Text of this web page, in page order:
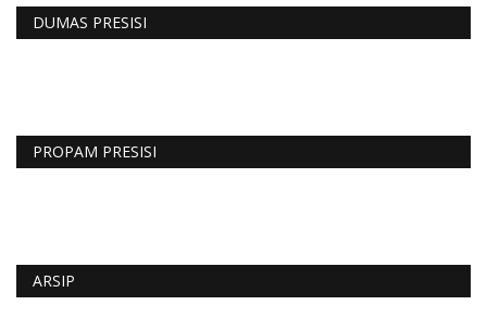
DUMAS PRESISI
PROPAM PRESISI
ARSIP